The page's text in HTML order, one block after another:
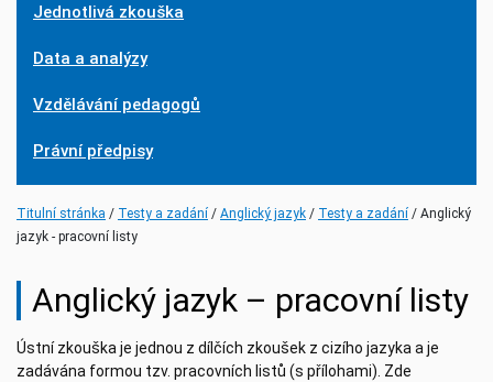
Jednotlivá zkouška
Data a analýzy
Vzdělávání pedagogů
Právní předpisy
Titulní stránka Testy a zadání(current)
Anglický jazyk(current)
Testy a zadání(current)
Anglický
jazyk - pracovní listy
Anglický jazyk – pracovní listy
Ústní zkouška je jednou z dílčích zkoušek z cizího jazyka a je
zadávána formou tzv. pracovních listů (s přílohami). Zde